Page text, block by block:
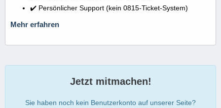
✔️ Persönlicher Support (kein 0815-Ticket-System)
Mehr erfahren
Jetzt mitmachen!
Sie haben noch kein Benutzerkonto auf unserer Seite?